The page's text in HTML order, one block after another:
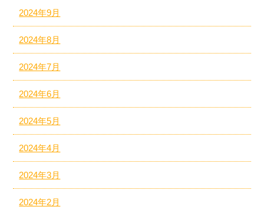
2024年9月
2024年8月
2024年7月
2024年6月
2024年5月
2024年4月
2024年3月
2024年2月